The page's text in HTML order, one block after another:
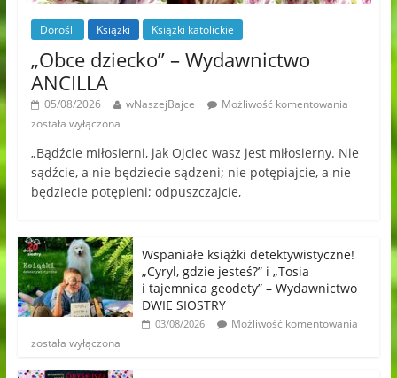
Dorośli Książki Książki katolickie
„Obce dziecko” – Wydawnictwo
ANCILLA
05/08/2026 wNaszejBajce
Możliwość komentowania
została wyłączona
„Bądźcie miłosierni, jak Ojciec wasz jest miłosierny. Nie
sądźcie, a nie będziecie sądzeni; nie potępiajcie, a nie
będziecie potępieni; odpuszczajcie,
Wspaniałe książki detektywistyczne!
„Cyryl, gdzie jesteś?” i „Tosia
i tajemnica geodety” – Wydawnictwo
DWIE SIOSTRY
03/08/2026
Możliwość komentowania
została wyłączona